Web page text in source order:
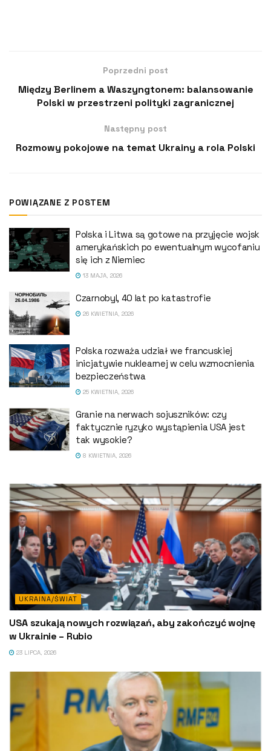
Poprzedni post
Między Berlinem a Waszyngtonem: balansowanie
Polski w przestrzeni polityki zagranicznej
Następny post
Rozmowy pokojowe na temat Ukrainy a rola Polski
POWIĄZANE Z POSTEM
Polska i Litwa są gotowe na przyjęcie wojsk
amerykańskich po ewentualnym wycofaniu
się ich z Niemiec
13 MAJA, 2026
Czarnobyl, 40 lat po katastrofie
26 KWIETNIA, 2026
Polska rozważa udział we francuskiej
inicjatywie nuklearnej w celu wzmocnienia
bezpieczeństwa
25 KWIETNIA, 2026
Granie na nerwach sojuszników: czy
faktycznie ryzyko wystąpienia USA jest
tak wysokie?
8 KWIETNIA, 2026
UKRAINA/ŚWIAT
USA szukają nowych rozwiązań, aby zakończyć wojnę
w Ukrainie – Rubio
23 LIPCA, 2026